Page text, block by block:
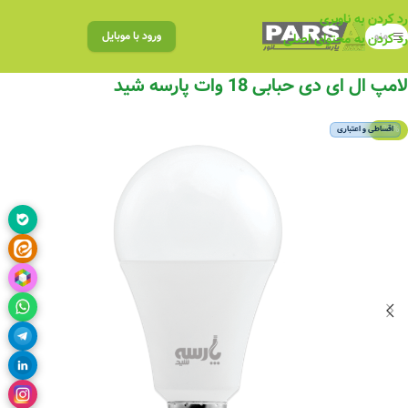
رد کردن به ناوبری
رد کردن به محتوای اصلی
منو ورود با موبایل
لامپ ال ای دی حبابی 18 وات پارسه شید
اقساطی و اعتباری
-20%